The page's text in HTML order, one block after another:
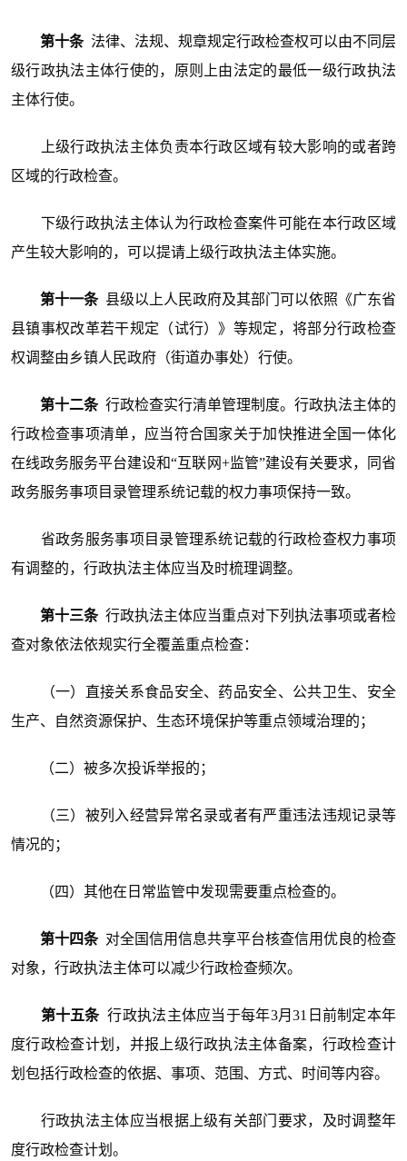
第十条 法律、法规、规章规定行政检查权可以由不同层
级行政执法主体行使的，原则上由法定的最低一级行政执法
主体行使。
上级行政执法主体负责本行政区域有较大影响的或者跨
区域的行政检查。
下级行政执法主体认为行政检查案件可能在本行政区域
产生较大影响的，可以提请上级行政执法主体实施。
第十一条 县级以上人民政府及其部门可以依照《广东省
县镇事权改革若干规定（试行）》等规定，将部分行政检查
权调整由乡镇人民政府（街道办事处）行使。
第十二条 行政检查实行清单管理制度。行政执法主体的
行政检查事项清单，应当符合国家关于加快推进全国一体化
在线政务服务平台建设和“互联网+监管”建设有关要求，同省
政务服务事项目录管理系统记载的权力事项保持一致。
省政务服务事项目录管理系统记载的行政检查权力事项
有调整的，行政执法主体应当及时梳理调整。
第十三条 行政执法主体应当重点对下列执法事项或者检
查对象依法依规实行全覆盖重点检查：
（一）直接关系食品安全、药品安全、公共卫生、安全
生产、自然资源保护、生态环境保护等重点领域治理的；
（二）被多次投诉举报的；
（三）被列入经营异常名录或者有严重违法违规记录等
情况的；
（四）其他在日常监管中发现需要重点检查的。
第十四条 对全国信用信息共享平台核查信用优良的检查
对象，行政执法主体可以减少行政检查频次。
第十五条行政执法主体应当于每年3月31日前制定本年
度行政检查计划，并报上级行政执法主体备案，行政检查计
划包括行政检查的依据、事项、范围、方式、时间等内容。
行政执法主体应当根据上级有关部门要求，及时调整年
度行政检查计划。